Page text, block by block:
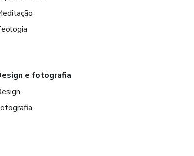
e fotografia